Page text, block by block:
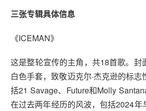
三张专辑具体信息
《ICEMAN》
这是整轮宣传的主角，共18首歌。封
白色手套，致敬迈克尔·杰克逊的标
括21 Savage、Future和Molly
在过去两年经历的风波，包括2024年